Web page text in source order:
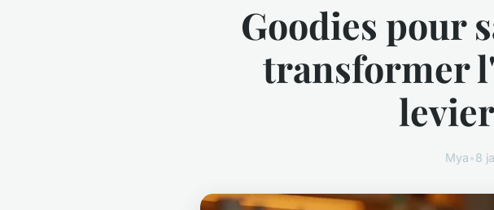
Goodies pour
transformer
Mya•8